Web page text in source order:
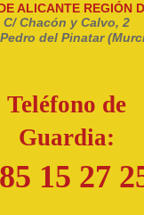
ALICANTE REGIÓN
C/ Chacón y Calvo, 2
del Pinatar
Teléfono de
Guardia:
15 27